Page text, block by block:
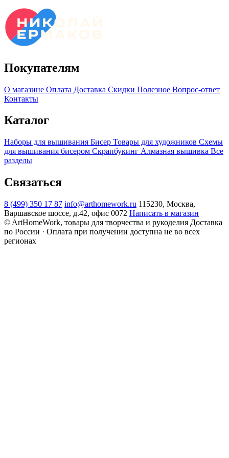
Покупателям
О магазине Оплата Доставка Скидки Полезное Вопрос-ответ
Контакты
Каталог
Наборы для вышивания Бисер Товары для художников Схемы
для вышивания бисером Скрапбукинг Алмазная вышивка Все
разделы
Связаться
8 (499) 350 17 87 info@arthomework.ru 115230, Москва,
Варшавское шоссе, д.42, офис 0072 Написать в магазин
© ArtHomeWork, товары для творчества и рукоделия Доставка
по России · Оплата при получении доступна не во всех
регионах